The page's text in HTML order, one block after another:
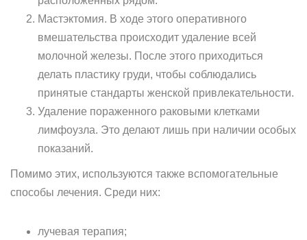
Мастэктомия. В ходе этого оперативного
вмешательства происходит удаление всей
молочной железы. После этого приходиться
делать пластику груди, чтобы соблюдались
принятые стандарты женской привлекательности.
Удаление пораженного раковыми клетками
лимфоузла. Это делают лишь при наличии особых
показаний.
Помимо этих, используются также вспомогательные
способы лечения. Среди них:
лучевая терапия;